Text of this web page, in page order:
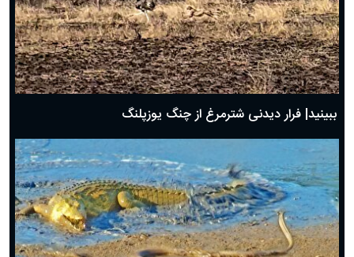
ببینید| فرار دیدنی شترمرغ از چنگ یوزپلنگ